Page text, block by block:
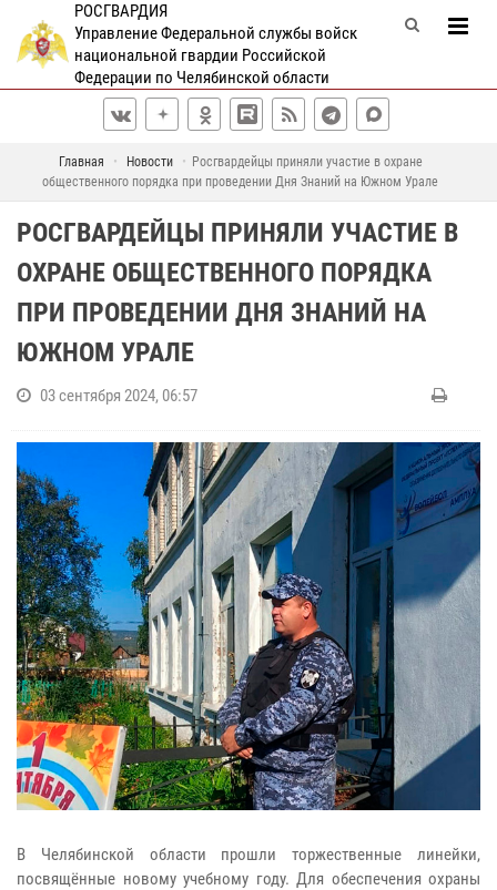
РОСГВАРДИЯ
Управление Федеральной службы войск
национальной гвардии Российской
Федерации по Челябинской области
Главная Новости
Росгвардейцы приняли участие в охране
общественного порядка при проведении Дня Знаний на Южном Урале
РОСГВАРДЕЙЦЫ ПРИНЯЛИ УЧАСТИЕ В
ОХРАНЕ ОБЩЕСТВЕННОГО ПОРЯДКА
ПРИ ПРОВЕДЕНИИ ДНЯ ЗНАНИЙ НА
ЮЖНОМ УРАЛЕ
03 сентября 2024, 06:57
В Челябинской области прошли торжественные линейки,
посвящённые новому учебному году. Для обеспечения охраны